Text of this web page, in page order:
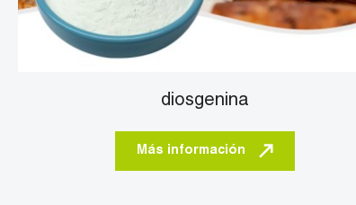
diosgenina
Más información